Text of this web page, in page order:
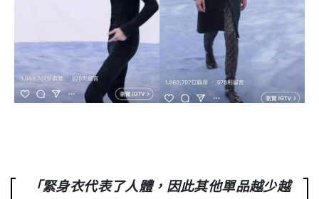
「緊身衣代表了人體，因此其他單品越少越